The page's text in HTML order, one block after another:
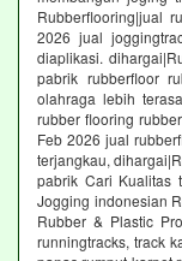
Rubberflooring|jual
2026 jual
diaplikasi.
pabrik rubberfloor
olahraga lebih
rubber flooring
Feb 2026 jual
terjangkau,
pabrik Cari Kualitas
Jogging indonesian
Rubber & Plastic
runningtracks, track